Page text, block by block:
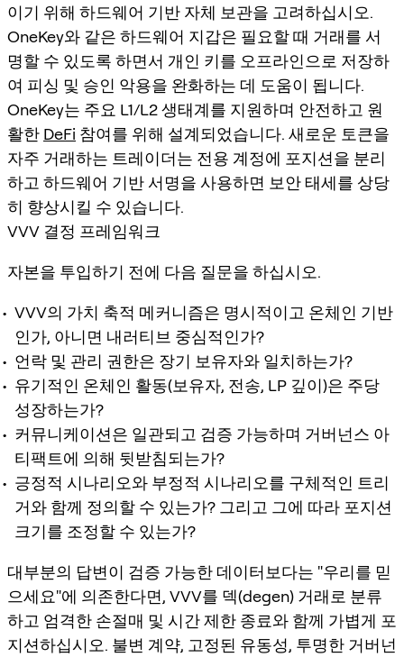
이기 위해 하드웨어 기반 자체 보관을 고려하십시오.
OneKey와 같은 하드웨어 지갑은 필요할 때 거래를 서
명할 수 있도록 하면서 개인 키를 오프라인으로 저장하
여 피싱 및 승인 악용을 완화하는 데 도움이 됩니다.
OneKey는 주요 L1/L2 생태계를 지원하며 안전하고 원
활한 DeFi 참여를 위해 설계되었습니다. 새로운 토큰을
자주 거래하는 트레이더는 전용 계정에 포지션을 분리
하고 하드웨어 기반 서명을 사용하면 보안 태세를 상당
히 향상시킬 수 있습니다.
VVV 결정 프레임워크
자본을 투입하기 전에 다음 질문을 하십시오.
VVV의 가치 축적 메커니즘은 명시적이고 온체인 기반
인가, 아니면 내러티브 중심적인가?
언락 및 관리 권한은 장기 보유자와 일치하는가?
유기적인 온체인 활동(보유자, 전송, LP 깊이)은 주당
성장하는가?
커뮤니케이션은 일관되고 검증 가능하며 거버넌스 아
티팩트에 의해 뒷받침되는가?
긍정적 시나리오와 부정적 시나리오를 구체적인 트리
거와 함께 정의할 수 있는가? 그리고 그에 따라 포지션
크기를 조정할 수 있는가?
대부분의 답변이 검증 가능한 데이터보다는 "우리를 믿
으세요"에 의존한다면, VVV를 덱(degen) 거래로 분류
하고 엄격한 손절매 및 시간 제한 종료와 함께 가볍게 포
지션하십시오. 불변 계약, 고정된 유동성, 투명한 거버넌